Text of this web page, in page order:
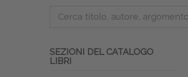
SEZIONI DEL CATALOGO
LIBRI